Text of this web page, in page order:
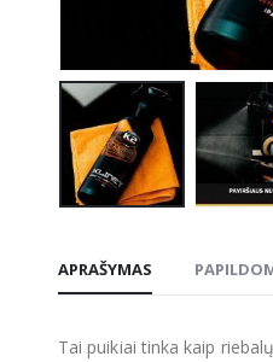
APRAŠYMAS
Tai puikiai tinka kaip